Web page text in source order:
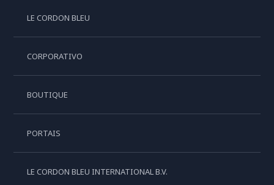
LE CORDON BLEU
CORPORATIVO
BOUTIQUE
PORTAIS
LE CORDON BLEU INTERNATIONAL B.V.